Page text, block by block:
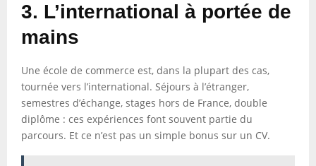
3. L’international à portée de
mains
Une école de commerce est, dans la plupart des cas,
tournée vers l’international. Séjours à l’étranger,
semestres d’échange, stages hors de France, double
diplôme : ces expériences font souvent partie du
parcours. Et ce n’est pas un simple bonus sur un CV.